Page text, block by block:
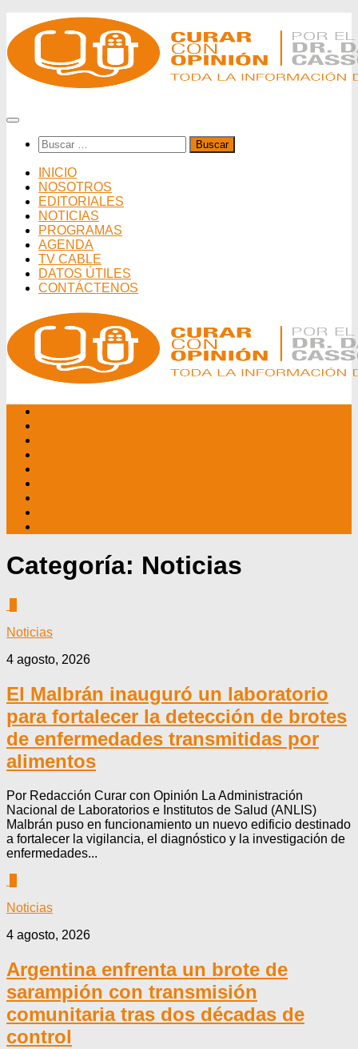
al
contenido
Buscar:
INICIO
NOSOTROS
EDITORIALES
NOTICIAS
PROGRAMAS
AGENDA
TV CABLE
DATOS ÚTILES
CONTÁCTENOS
Categoría: Noticias
Noticias
4 agosto, 2026
El Malbrán inauguró un laboratorio
para fortalecer la detección de brotes
de enfermedades transmitidas por
alimentos
Por Redacción Curar con Opinión La Administración
Nacional de Laboratorios e Institutos de Salud (ANLIS)
Malbrán puso en funcionamiento un nuevo edificio destinado
a fortalecer la vigilancia, el diagnóstico y la investigación de
enfermedades...
Noticias
4 agosto, 2026
Argentina enfrenta un brote de
sarampión con transmisión
comunitaria tras dos décadas de
control